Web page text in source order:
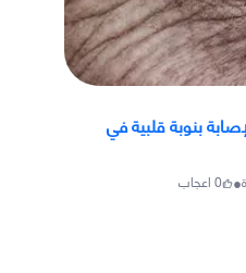
بنوبة قلبية في
•
0اعجاب